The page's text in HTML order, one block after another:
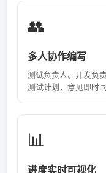
👥
多人协作编写
测试负责人、开发负
测试计划，意见即时同
📊
进度实时可视化